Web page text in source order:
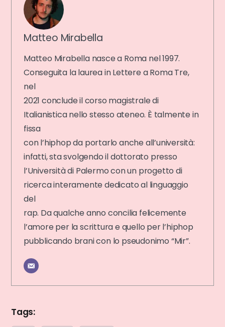
Matteo Mirabella
Matteo Mirabella nasce a Roma nel 1997.
Conseguita la laurea in Lettere a Roma Tre,
nel
2021 conclude il corso magistrale di
Italianistica nello stesso ateneo. È talmente in
fissa
con l’hiphop da portarlo anche all’università:
infatti, sta svolgendo il dottorato presso
l’Università di Palermo con un progetto di
ricerca interamente dedicato al linguaggio
del
rap. Da qualche anno concilia felicemente
l’amore per la scrittura e quello per l’hiphop
pubblicando brani con lo pseudonimo “Mir”.
Tags: